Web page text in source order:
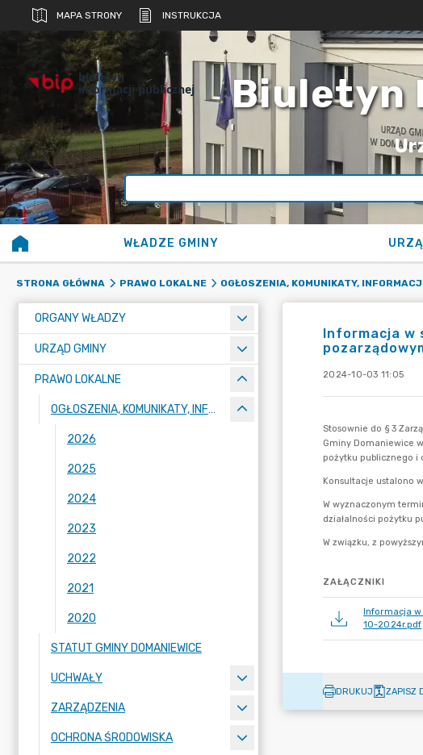
MAPA STRONY INSTRUKCJA
biuletyn
informacji publicznej Biuletyn
WŁADZE GMINY
STRONA GŁÓWNA PRAWO LOKALNE OGŁOSZENIA, KOMUNIKATY,
ORGANY WŁADZY
URZĄD GMINY
PRAWO LOKALNE
OGŁOSZENIA, KOMUNIKATY, INFORMACJE
2026
2025
2024
2023
2022
2021
2020
STATUT GMINY DOMANIEWICE
UCHWAŁY
ZARZĄDZENIA
OCHRONA ŚRODOWISKA
Informacja w
2024-10-03 11:05
ZAŁĄCZNIKI
Informacja
10-2024r.pdf
DRUKUJ ZAPISZ